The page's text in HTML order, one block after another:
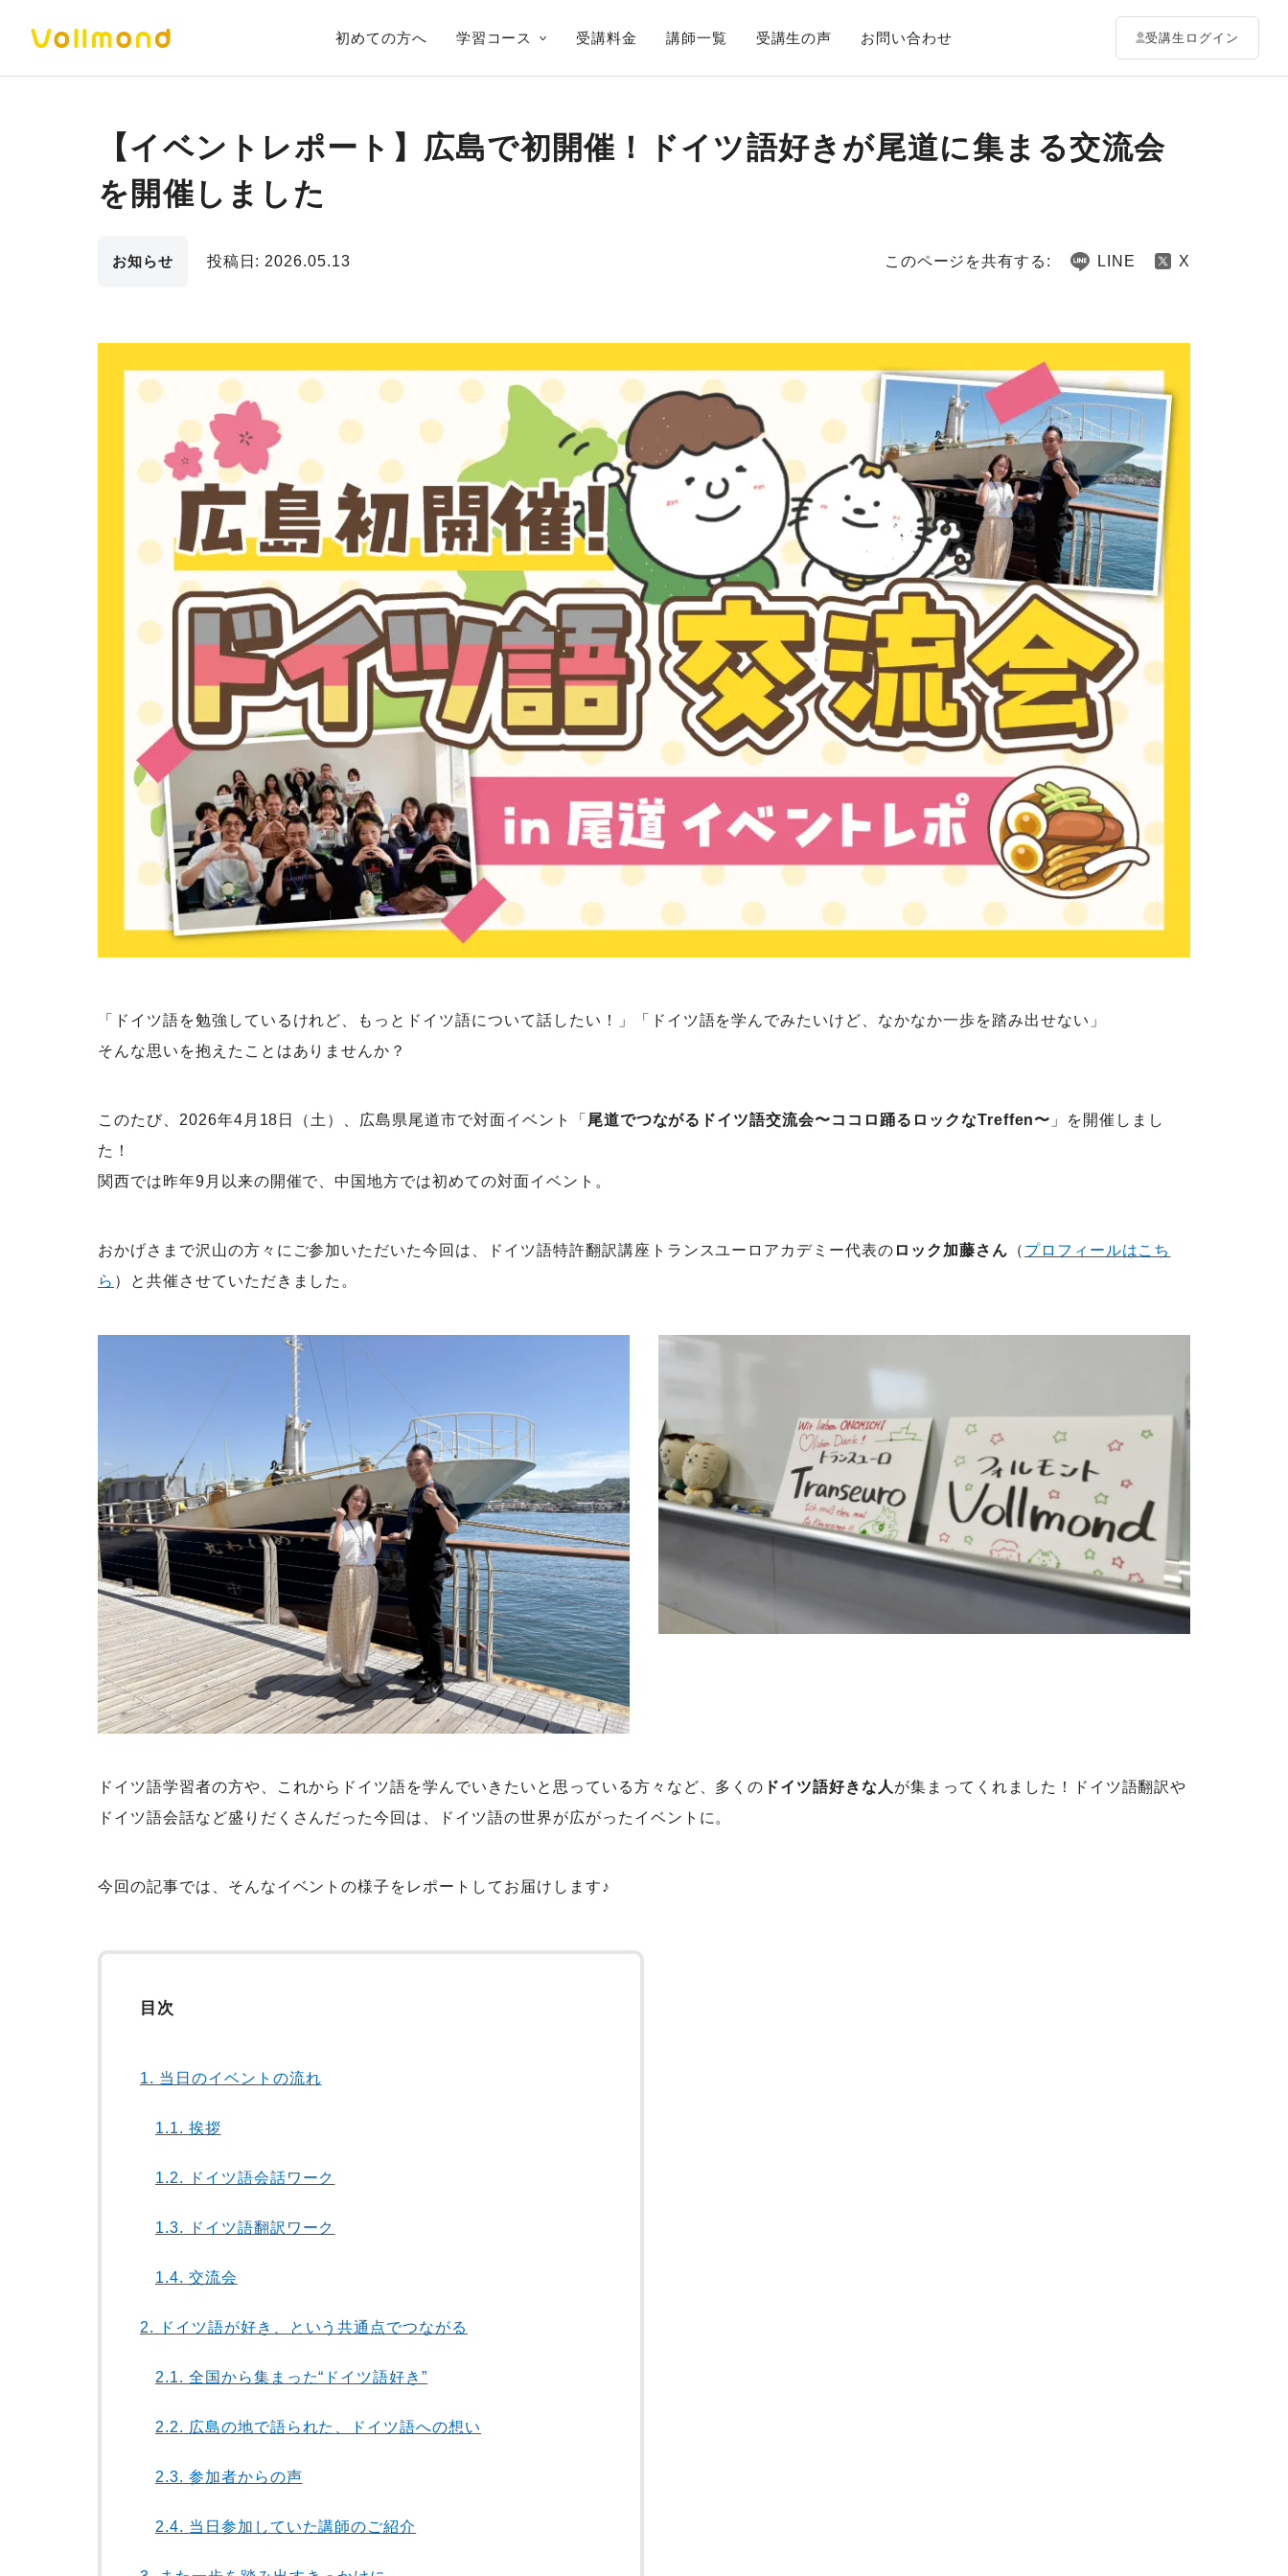
初めての方へ 学習コース 受講料金 講師一覧 受講生の声 お問い合わせ 受講生ログイン
【イベントレポート】広島で初開催！ドイツ語好きが尾道に集まる交流会
を開催しました
お知らせ 投稿日: 2026.05.13 このページを共有する: LINE X
「ドイツ語を勉強しているけれど、もっとドイツ語について話したい！」「ドイツ語を学んでみたいけど、なかなか一歩を踏み出せない」
そんな思いを抱えたことはありませんか？
このたび、2026年4月18日（土）、広島県尾道市で対面イベント「 尾道でつながるドイツ語交流会〜ココロ踊るロックなTreffen〜 」を開催しまし
た！
関西では昨年9月以来の開催で、中国地方では初めての対面イベント。
おかげさまで沢山の方々にご参加いただいた今回は、ドイツ語特許翻訳講座トランスユーロアカデミー代表の ロック加藤さん （ プロフィールはこち
ら ）と共催させていただきました。
ドイツ語学習者の方や、これからドイツ語を学んでいきたいと思っている方々など、多くの ドイツ語好きな人 が集まってくれました！ドイツ語翻訳や
ドイツ語会話など盛りだくさんだった今回は、ドイツ語の世界が広がったイベントに。
今回の記事では、そんなイベントの様子をレポートしてお届けします♪
目次
1. 当日のイベントの流れ
1.1. 挨拶
1.2. ドイツ語会話ワーク
1.3. ドイツ語翻訳ワーク
1.4. 交流会
2. ドイツ語が好き、という共通点でつながる
2.1. 全国から集まった“ドイツ語好き”
2.2. 広島の地で語られた、ドイツ語への想い
2.3. 参加者からの声
2.4. 当日参加していた講師のご紹介